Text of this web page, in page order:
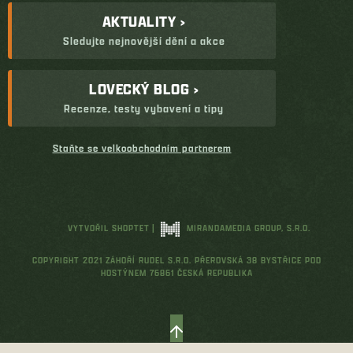
AKTUALITY ›
Sledujte nejnovější dění a akce
LOVECKÝ BLOG ›
Recenze, testy vybavení a tipy
Staňte se velkoobchodním partnerem
VYTVOŘIL SHOPTET | MIRANDAMEDIA GROUP, S.R.O.
COPYRIGHT 2021 ZÁHOŘÍ RUDEL S.R.O. PŘEROVSKÁ 38 BYSTŘICE POD
HOSTÝNEM 76861 ČESKÁ REPUBLIKA